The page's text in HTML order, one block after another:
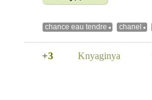
chance eau tendre chanel
+3 Knyaginya